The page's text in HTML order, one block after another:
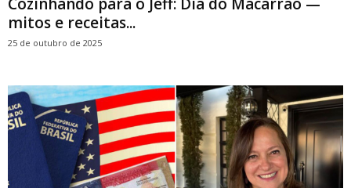
mitos e receitas...
25 de outubro de 2025